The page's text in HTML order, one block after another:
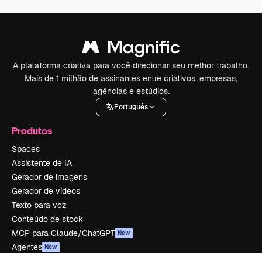
A plataforma criativa para você direcionar seu melhor trabalho.
Mais de 1 milhão de assinantes entre criativos, empresas,
agências e estúdios.
Português
Produtos
Spaces
Assistente de IA
Gerador de imagens
Gerador de vídeos
Texto para voz
Conteúdo de stock
MCP para Claude/ChatGPT New
Agentes New